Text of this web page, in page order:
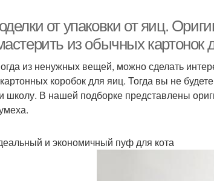
от упаковки от яиц.
из обычных картонок
из ненужных вещей, можно сделать
коробок для яиц. Тогда вы не
школу. В нашей подборке представлены
и экономичный пуф для кота